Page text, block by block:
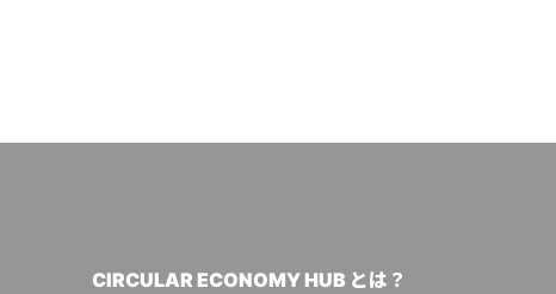
CIRCULAR ECONOMY HUB とは？